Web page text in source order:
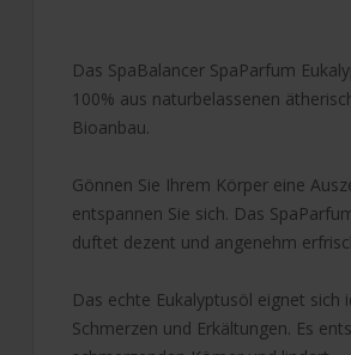
Das SpaBalancer SpaParfum
100% aus naturbelassenen
Bioanbau.
Gönnen Sie Ihrem Körper eine
entspannen Sie sich. Das
duftet dezent und angenehm
Das echte Eukalyptusöl eignet sich
Schmerzen und Erkältungen. Es